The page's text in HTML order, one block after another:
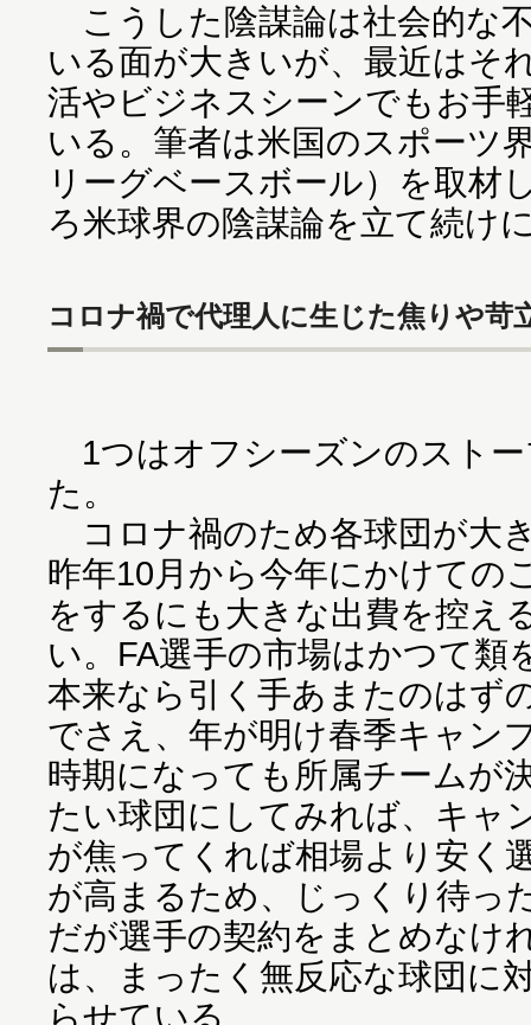
こうした陰謀論は社会的な
いる面が大きいが、最近はそ
活やビジネスシーンでもお手
いる。筆者は米国のスポーツ
リーグベースボール）を取材
ろ米球界の陰謀論を立て続け
コロナ禍で代理人に生じた焦りや苛
1つはオフシーズンのスト
た。
コロナ禍のため各球団が大
昨年10月から今年にかけての
をするにも大きな出費を控え
い。FA選手の市場はかつて類
本来なら引く手あまたのはず
でさえ、年が明け春季キャン
時期になっても所属チームが
たい球団にしてみれば、キャ
が焦ってくれば相場より安く
が高まるため、じっくり待っ
だが選手の契約をまとめなけ
は、まったく無反応な球団に
らせている。